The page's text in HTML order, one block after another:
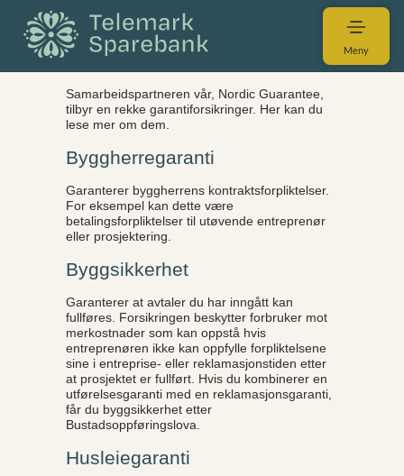
Meny
Samarbeidspartneren vår, Nordic Guarantee,
tilbyr en rekke garantiforsikringer. Her kan du
lese mer om dem.
Byggherregaranti
Garanterer byggherrens kontraktsforpliktelser.
For eksempel kan dette være
betalingsforpliktelser til utøvende entreprenør
eller prosjektering.
Byggsikkerhet
Garanterer at avtaler du har inngått kan
fullføres. Forsikringen beskytter forbruker mot
merkostnader som kan oppstå hvis
entreprenøren ikke kan oppfylle forpliktelsene
sine i entreprise- eller reklamasjonstiden etter
at prosjektet er fullført. Hvis du kombinerer en
utførelsesgaranti med en reklamasjonsgaranti,
får du byggsikkerhet etter
Bustadsoppføringslova.
Husleiegaranti